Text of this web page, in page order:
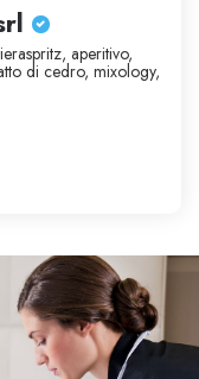
aperitivo,
di cedro, mixology,